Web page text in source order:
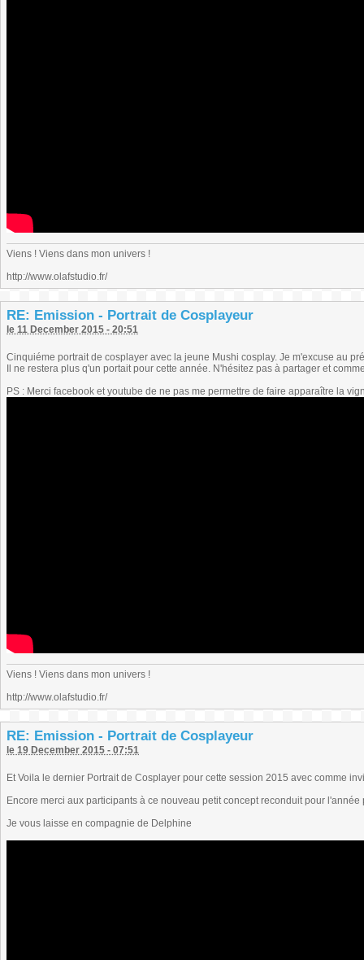
Viens ! Viens dans mon univers !
http://www.olafstudio.fr/
RE: Emission - Portrait de Cosplayeur
le 11 December 2015 - 20:51
Cinquiéme portrait de cosplayer avec la jeune Mushi cosplay. Je m'excuse au
Il ne restera plus q'un portait pour cette année. N'hésitez pas à partager et
PS : Merci facebook et youtube de ne pas me permettre de faire apparaître la
Viens ! Viens dans mon univers !
http://www.olafstudio.fr/
RE: Emission - Portrait de Cosplayeur
le 19 December 2015 - 07:51
Et Voila le dernier Portrait de Cosplayer pour cette session 2015 avec comme
Encore merci aux participants à ce nouveau petit concept reconduit pour l'année
Je vous laisse en compagnie de Delphine